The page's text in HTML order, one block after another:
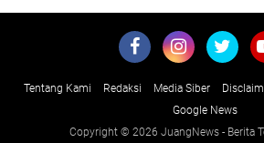
Tentang Kami Redaksi Media Siber
Google News
Copyright © 2026 JuangNews - Berita